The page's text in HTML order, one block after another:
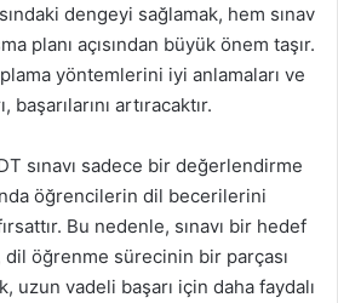
dengeyi sağlamak, hem sınav
planı açısından büyük önem taşır.
yöntemlerini iyi anlamaları ve
artıracaktır.
sınavı sadece bir değerlendirme
öğrencilerin dil becerilerini
Bu nedenle, sınavı bir hedef
öğrenme sürecinin bir parçası
uzun vadeli başarı için daha faydalı